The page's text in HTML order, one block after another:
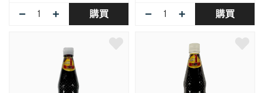
− + 購買 − + 購買